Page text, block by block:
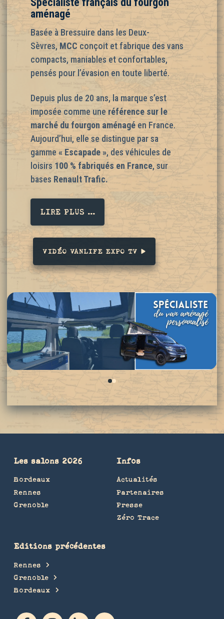
aménagé
Basée à Bressuire dans les Deux-
Sèvres, MCC conçoit et fabrique des vans
compacts, maniables et confortables,
pensés pour l’évasion en toute liberté.
Depuis plus de 20 ans, la marque s’est
imposée comme une référence sur le
marché du fourgon aménagé en France.
Aujourd’hui, elle se distingue par sa
gamme« Escapade », des véhicules de
loisirs 100 % fabriqués en France, sur
bases Renault Trafic.
LIRE PLUS ...
VIDÉO VANLIFE EXPO TV
01
Les salons 2026
Bordeaux
Rennes
Grenoble
Infos
Actualités
Partenaires
Presse
Zéro Trace
Editions précédentes
Rennes
Grenoble
Bordeaux